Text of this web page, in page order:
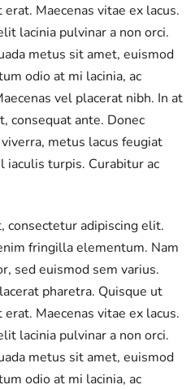
Maecenas vitae ex lacus.
lacinia pulvinar a non orci.
metus sit amet, euismod
odio at mi lacinia, ac
vel placerat nibh. In at
consequat ante. Donec
metus lacus feugiat
iaculis turpis. Curabitur ac
consectetur adipiscing elit.
fringilla elementum. Nam
sed euismod sem varius.
pharetra. Quisque ut
Maecenas vitae ex lacus.
lacinia pulvinar a non orci.
metus sit amet, euismod
odio at mi lacinia, ac